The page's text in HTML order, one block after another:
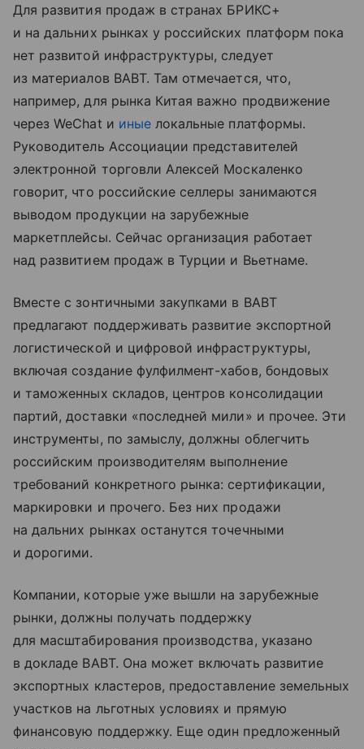
Для развития продаж в странах БРИКС+
и на дальних рынках у российских платформ пока
нет развитой инфраструктуры, следует
из материалов ВАВТ. Там отмечается, что,
например, для рынка Китая важно продвижение
через WeChat и иныелокальные платформы.
Руководитель Ассоциации представителей
электронной торговли Алексей Москаленко
говорит, что российские селлеры занимаются
выводом продукции на зарубежные
маркетплейсы. Сейчас организация работает
над развитием продаж в Турции и Вьетнаме.
Вместе с зонтичными закупками в ВАВТ
предлагают поддерживать развитие экспортной
логистической и цифровой инфраструктуры,
включая создание фулфилмент-хабов, бондовых
и таможенных складов, центров консолидации
партий, доставки «последней мили» и прочее. Эти
инструменты, по замыслу, должны облегчить
российским производителям выполнение
требований конкретного рынка: сертификации,
маркировки и прочего. Без них продажи
на дальних рынках останутся точечными
и дорогими.
Компании, которые уже вышли на зарубежные
рынки, должны получать поддержку
для масштабирования производства, указано
в докладе ВАВТ. Она может включать развитие
экспортных кластеров, предоставление земельных
участков на льготных условиях и прямую
финансовую поддержку. Еще один предложенный